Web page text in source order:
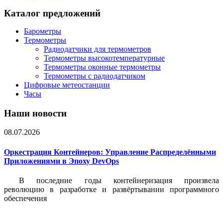
Каталог предложений
Барометры
Термометры
Радиодатчики для термометров
Термометры высокотемпературные
Термометры оконные термометры
Термометры с радиодатчиком
Цифровые метеостанции
Часы
Наши новости
08.07.2026
Оркестрация Контейнеров: Управление Распределёнными
Приложениями в Эпоху DevOps
В последние годы контейнеризация произвела
революцию в разработке и развёртывании программного
обеспечения